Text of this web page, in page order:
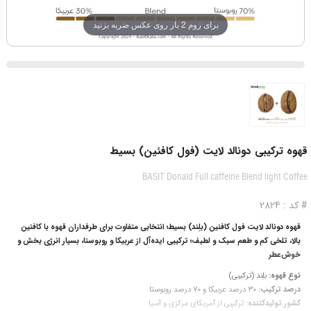
برای زوم 2 بار روی عکس ضربه بزنید
قهوه ترکیبی دونالد لایت (فول کافئین) بسیط
BASIT Donald Full caffeine Blend light Coffee
# کد : 2824
قهوه دونالد لایت فول کافئین (بلِند) بسیط؛ انتخابی متفاوت برای طرفداران قهوه با کافئین
بالا، تلخی کم و طعم سبک و لطیف؛ ترکیبی ایده‌آل از عربیکا و روبوستا، بسیار انرژی بخش و
خوش‌عطر
نوع قهوه: بلِند (ترکیبی)
درصد ترکیب:
کشور تولیدکننده: ترکیبی از آمریکای مرکزی و آسیا